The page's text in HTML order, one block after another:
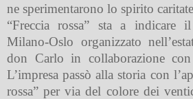
ne sperimentarono lo spirito
“Freccia rossa” sta a indicare
Milano-Oslo organizzato
don Carlo in collaborazione
L’impresa passò alla storia con
rossa” per via del colore dei